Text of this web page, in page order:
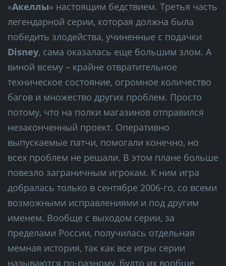
«Акеллы» настоящим бедствием. Третья часть
легендарной серии, которая должна была
победить злодейства, учиненные с подачки
Disney, сама оказалась еще большим злом. А
виной всему – крайне отвратительное
техническое состояние, огромное количество
багов и множество других проблем. Просто
потому, что на полки магазинов отправился
незаконченный проект. Оперативно
выпускаемые патчи, помогали конечно, но
всех проблем не решали. В этом плане больше
повезло заграничным игрокам. К ним игра
добралась только в сентябре 2006-го, со всеми
возможными исправлениями и под другим
именем. Вообще с выходом серии, за
пределами России, получилась отдельная
мемная история, так как все игры серии
называются по-разному, будто их вообще